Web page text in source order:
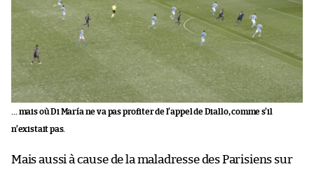
… mais où Di María ne va pas profiter de l’appel de Diallo, comme s’il
n’existait pas.
Mais aussi à cause de la maladresse des Parisiens sur